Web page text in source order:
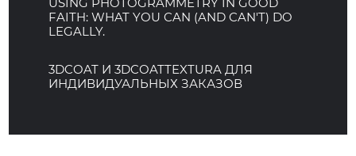
FAITH: WHAT YOU CAN (AND CAN'T) DO
LEGALLY.
3DCOAT И 3DCOATTEXTURA ДЛЯ
ИНДИВИДУАЛЬНЫХ ЗАКАЗОВ